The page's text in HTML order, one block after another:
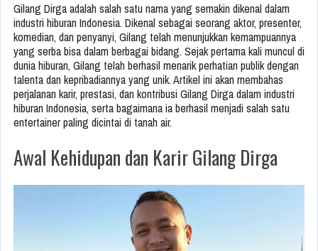
Gilang Dirga adalah salah satu nama yang semakin dikenal dalam
industri hiburan Indonesia. Dikenal sebagai seorang aktor, presenter,
komedian, dan penyanyi, Gilang telah menunjukkan kemampuannya
yang serba bisa dalam berbagai bidang. Sejak pertama kali muncul di
dunia hiburan, Gilang telah berhasil menarik perhatian publik dengan
talenta dan kepribadiannya yang unik. Artikel ini akan membahas
perjalanan karir, prestasi, dan kontribusi Gilang Dirga dalam industri
hiburan Indonesia, serta bagaimana ia berhasil menjadi salah satu
entertainer paling dicintai di tanah air.
Awal Kehidupan dan Karir Gilang Dirga